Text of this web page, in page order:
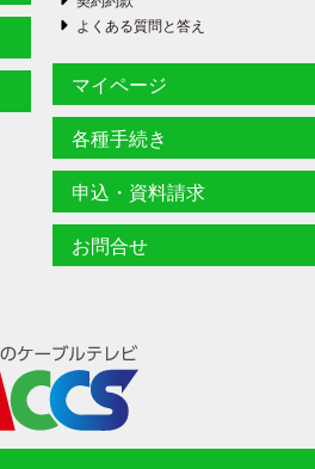
よくある質問と答え
マイページ
各種手続き
申込・資料請求
お問合せ